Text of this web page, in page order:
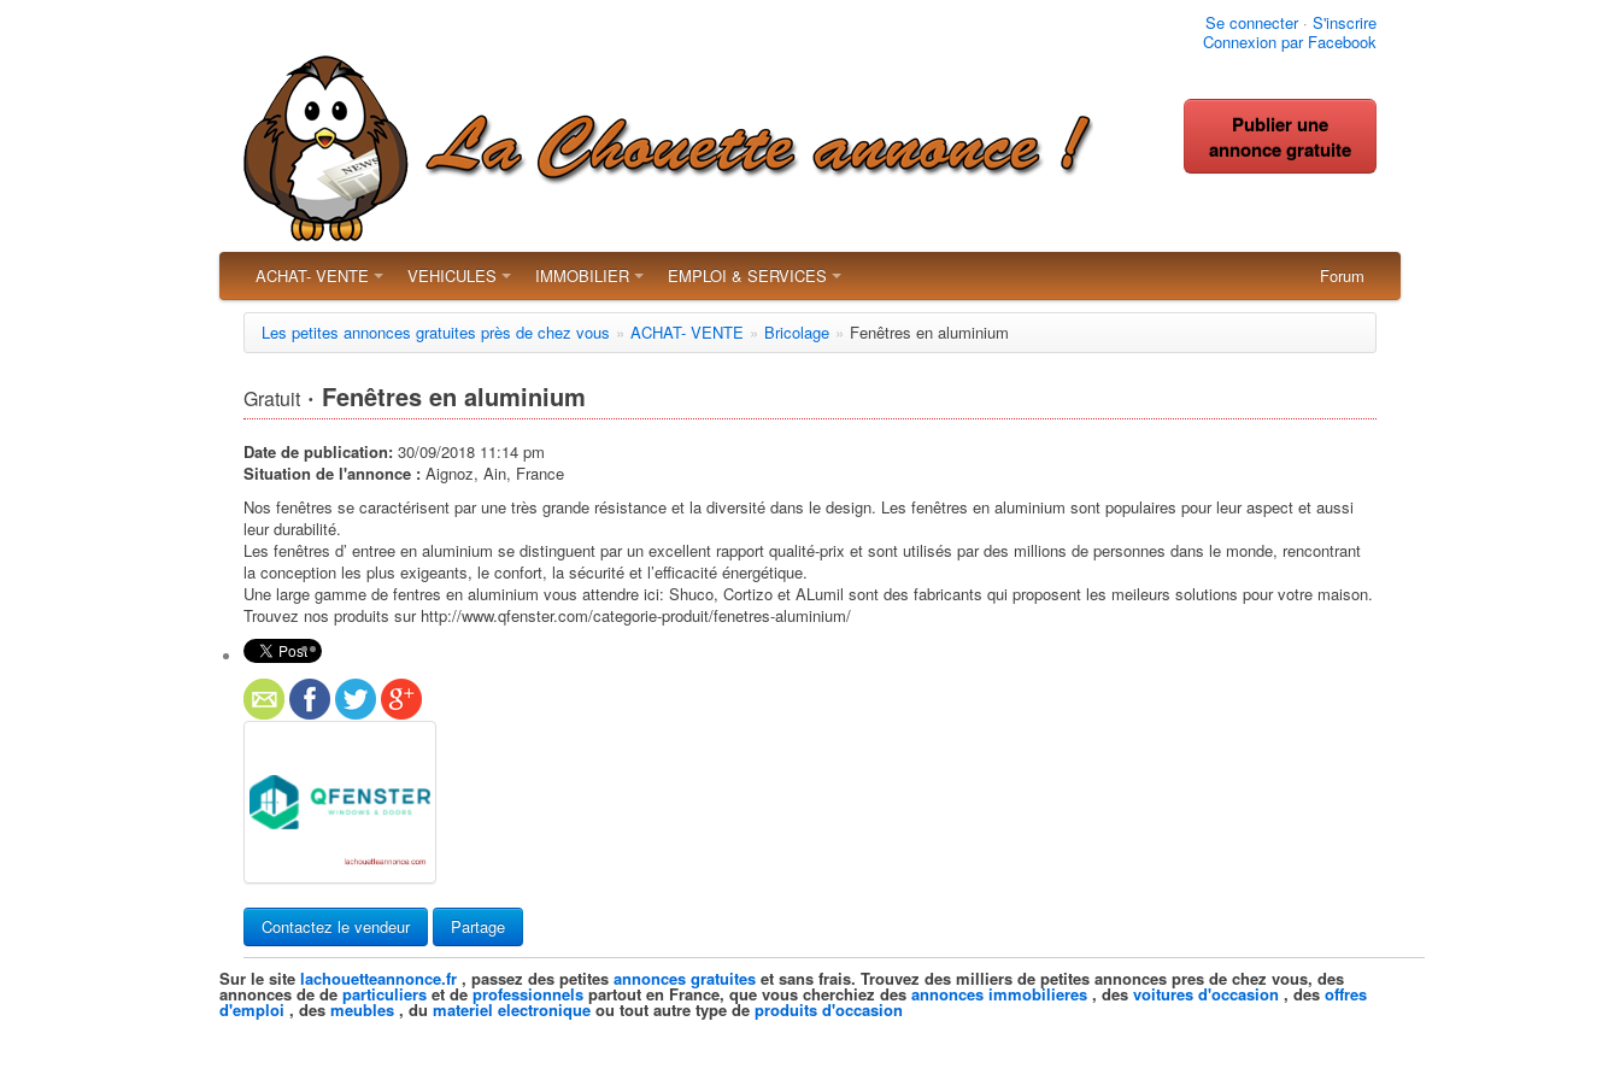
Se connecter· S'inscrire
Connexion par Facebook
Publier une
annonce gratuite
ACHAT- VENTE VEHICULES IMMOBILIER EMPLOI & SERVICES Forum
Les petites annonces gratuites près de chez vous » ACHAT- VENTE » Bricolage » Fenêtres en aluminium
Gratuit · Fenêtres en aluminium
Date de publication: 30/09/2018 11:14 pm
Situation de l'annonce : Aignoz, Ain, France
Nos fenêtres se caractérisent par une très grande résistance et la diversité dans le design. Les fenêtres en aluminium sont populaires pour leur aspect et aussi
leur durabilité.
Les fenêtres d’ entree en aluminium se distinguent par un excellent rapport qualité-prix et sont utilisés par des millions de personnes dans le monde, rencontrant
la conception les plus exigeants, le confort, la sécurité et l’efficacité énergétique.
Une large gamme de fentres en aluminium vous attendre ici: Shuco, Cortizo et ALumil sont des fabricants qui proposent les meileurs solutions pour votre maison.
Trouvez nos produits sur http://www.qfenster.com/categorie-produit/fenetres-aluminium/
Contactez le vendeur Partage
Sur le site lachouetteannonce.fr , passez des petites annonces gratuites et sans frais. Trouvez des milliers de petites annonces pres de chez vous, des
annonces de de particuliers et deprofessionnels partout en France, que vous cherchiez des annonces immobilieres , des voitures d'occasion , des offres
d'emploi , des meubles , du materiel electroniqueou tout autre type de produits d'occasion